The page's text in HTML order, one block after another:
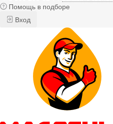
Помощь в подборе
Вход